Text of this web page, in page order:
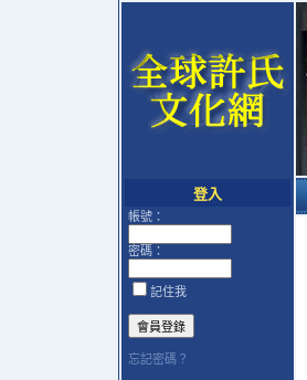
登入
帳號：
密碼：
記住我
忘記密碼？